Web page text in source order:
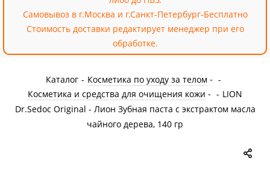
Самовывоз в г.Москва и г.Санкт-Петербург-Бесплатно
Стоимость доставки редактирует менеджер при его
обработке.
Каталог - Косметика по уходу за телом
-
Косметика и средства для очищения кожи
- LION
Dr.Sedoc Original - Лион Зубная паста с экстрактом масла
чайного дерева, 140 гр